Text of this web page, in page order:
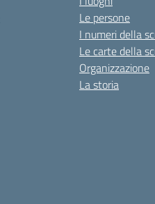
Le persone
I numeri della
Le carte della
Organizzazione
La storia